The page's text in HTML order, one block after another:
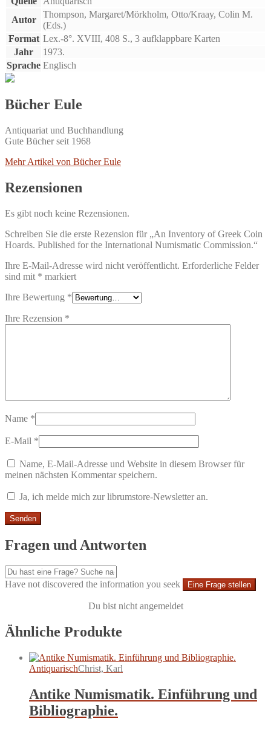
Autor
Thompson, Margaret/Mörkholm, Otto/Kraay, Colin M.
(Eds.)
Format Lex.-8°. XVIII, 408 S., 3 aufklappbare Karten
Jahr
1973.
Sprache Englisch
Bücher Eule
Antiquariat und Buchhandlung
Gute Bücher seit 1968
Mehr Artikel von Bücher Eule
Rezensionen
Es gibt noch keine Rezensionen.
Schreiben Sie die erste Rezension für „An Inventory of Greek Coin
Hoards. Published for the International Numismatic Commission.“
Ihre E-Mail-Adresse wird nicht veröffentlicht. Erforderliche Felder
sind mit * markiert
Ihre Bewertung *
Ihre Rezension *
Name *
E-Mail *
Name, E-Mail-Adresse und Website in diesem Browser für
meinen nächsten Kommentar speichern.
Ja, ich melde mich zur librumstore-Newsletter an.
Fragen und Antworten
Have not discovered the information you seek Eine Frage stellen
Du bist nicht angemeldet
Ähnliche Produkte
AntiquarischChrist, Karl
Antike Numismatik. Einführung und
Bibliographie.